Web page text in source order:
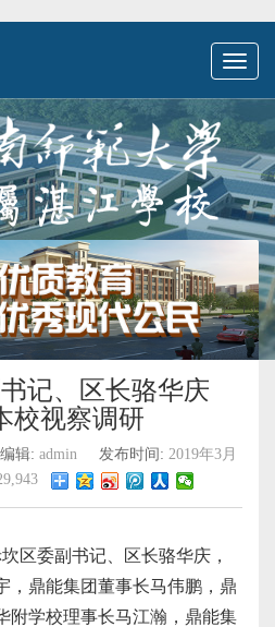
Toggle
记、区长骆华庆
校视察调研
编辑: admin 发布时间: 2019年3月
委副书记、区长骆华庆，
，鼎能集团董事长马伟鹏，鼎
附学校理事长马江瀚，鼎能集